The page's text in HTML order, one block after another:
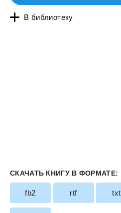
В библиотеку
СКАЧАТЬ КНИГУ В ФОРМАТЕ:
fb2 rtf txt